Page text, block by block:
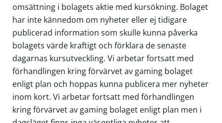
omsättning i bolagets aktie med kursökning. Bolaget
har inte kännedom om nyheter eller ej tidigare
publicerad information som skulle kunna påverka
bolagets värde kraftigt och förklara de senaste
dagarnas kursutveckling. Vi arbetar fortsatt med
förhandlingen kring förvärvet av gaming bolaget
enligt plan och hoppas kunna publicera mer nyheter
inom kort. Vi arbetar fortsatt med förhandlingen
kring förvärvet av gaming bolaget enligt plan men i